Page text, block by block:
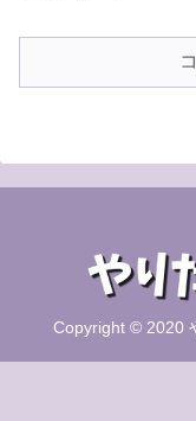
Copyright © 2020